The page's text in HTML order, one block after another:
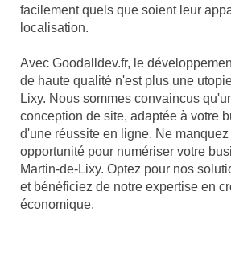
facilement quels que soient leur
localisation.
Avec Goodalldev.fr, le
de haute qualité n'est plus une
Lixy. Nous sommes convaincus
conception de site, adaptée à votre
d'une réussite en ligne. Ne
opportunité pour numériser votre
Martin-de-Lixy. Optez pour nos
et bénéficiez de notre expertise en
économique.